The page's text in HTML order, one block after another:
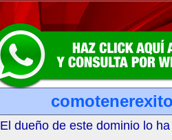
El dueño de este dominio lo